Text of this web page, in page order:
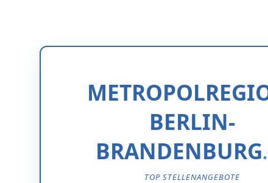
BERLIN-
BRANDENBURG
TOP STELLENANGEBOTE